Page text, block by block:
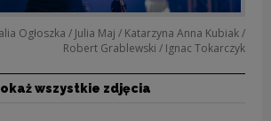
Ogłoszka / Julia Maj / Katarzyna Anna Kubiak /
Robert Grablewski / Ignac Tokarczyk
wszystkie zdjęcia